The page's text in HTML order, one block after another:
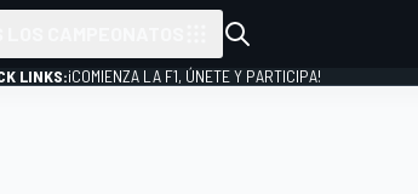
LINKS:¡COMIENZA LA F1, ÚNETE Y PARTICIPA!